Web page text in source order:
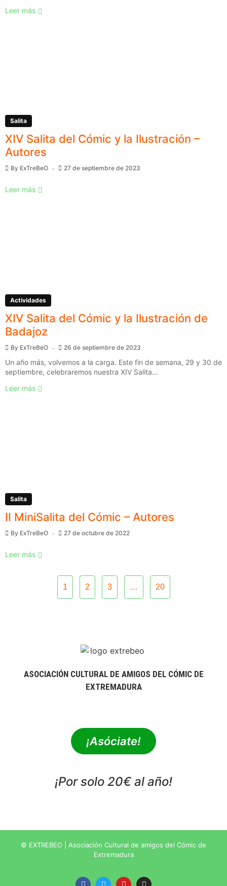
Leer más
Salita
XIV Salita del Cómic y la Ilustración –
Autores
By ExTreBeO 27 de septiembre de 2023
Leer más
Actividades
XIV Salita del Cómic y la Ilustración de
Badajoz
By ExTreBeO 26 de septiembre de 2023
Un año más, volvemos a la carga. Este fin de semana, 29 y 30 de
septiembre, celebraremos nuestra XIV Salita...
Leer más
Salita
II MiniSalita del Cómic – Autores
By ExTreBeO 27 de octubre de 2022
Leer más
1 2 3 … 20
ASOCIACIÓN CULTURAL DE AMIGOS DEL CÓMIC DE
EXTREMADURA
¡Asóciate!
¡Por solo 20€ al año!
© EXTREBEO | Asociación Cultural de amigos del Cómic de
Extremadura